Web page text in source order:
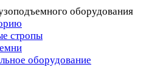
оборудования
стропы
оборудование